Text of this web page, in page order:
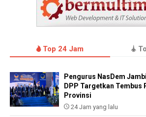
Top 24 Jam
Pengurus NasDem
DPP Targetkan Tembus
Provinsi
24 Jam yang lalu